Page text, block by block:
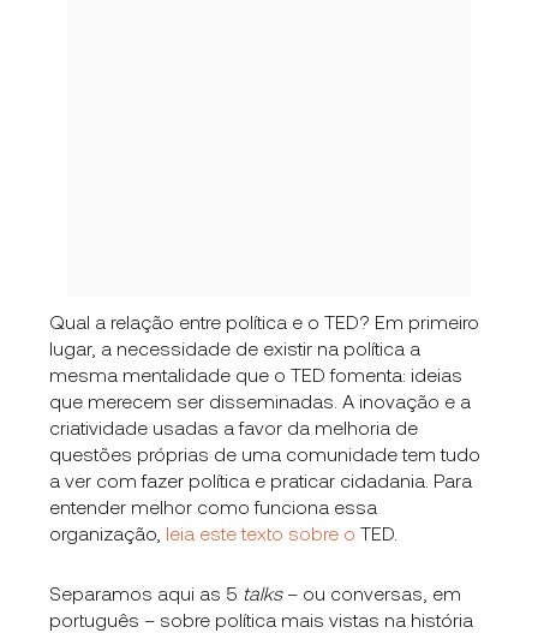
Qual a relação entre política e o TED? Em primeiro
lugar, a necessidade de existir na política a
mesma mentalidade que o TED fomenta: ideias
que merecem ser disseminadas. A inovação e a
criatividade usadas a favor da melhoria de
questões próprias de uma comunidade tem tudo
a ver com fazer política e praticar cidadania. Para
entender melhor como funciona essa
organização, leia este texto sobre oTED
Separamos aqui as 5 talks – ou conversas, em
português – sobre política mais vistas na história